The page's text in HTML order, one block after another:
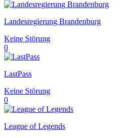
Landesregierung Brandenburg
Keine Störung
0
LastPass
Keine Störung
0
League of Legends